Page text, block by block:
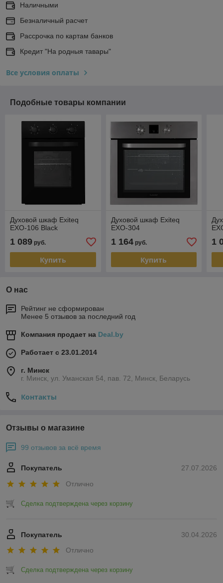
Наличными
Безналичный расчет
Рассрочка по картам банков
Кредит "На родныя тавары"
Все условия оплаты
Подобные товары компании
Духовой шкаф Exiteq
EXO-106 Black
1 089 руб.
Купить
Духовой шкаф Exiteq
EXO-304
1 164руб.
Купить
1
О нас
Рейтинг не сформирован
Менее 5 отзывов за последний год
Компания продает на Deal.by
Работает с 23.01.2014
г. Минск
г. Минск, ул. Уманская 54, пав. 72, Минск, Беларусь
Контакты
Отзывы о магазине
99 отзывов за всё время
27.07.2026
Покупатель
Отлично
Сделка подтверждена через корзину
30.04.2026
Покупатель
Отлично
Сделка подтверждена через корзину